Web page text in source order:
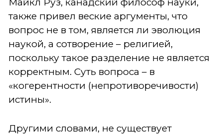
также привел веские аргументы, что
вопрос не в том, является ли эволюция
наукой, а сотворение – религией,
поскольку такое разделение не является
корректным. Суть вопроса – в
«когерентности (непротиворечивости)
истины».
Другими словами, не существует